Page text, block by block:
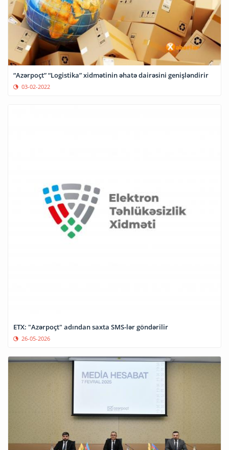
“Azərpoçt” “Logistika” xidmətinin əhatə dairəsini genişləndirir
03-02-2022
ETX: "Azərpoçt" adından saxta SMS-lər göndərilir
26-05-2026